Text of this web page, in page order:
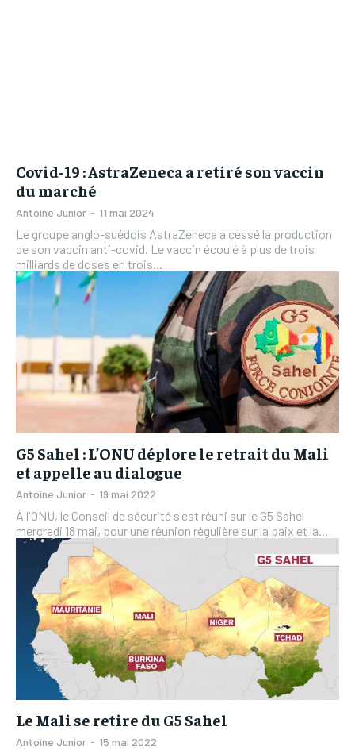
Covid-19 : AstraZeneca a retiré son vaccin
du marché
Antoine Junior - 11 mai 2024
Le groupe anglo-suédois AstraZeneca a cessé la production
de son vaccin anti-covid. Le vaccin écoulé à plus de trois
milliards de doses en trois...
G5 Sahel : L’ONU déplore le retrait du Mali
et appelle au dialogue
Antoine Junior - 19 mai 2022
À l'ONU, le Conseil de sécurité s'est réuni sur le G5 Sahel
mercredi 18 mai, pour une réunion régulière sur la paix et la...
Le Mali se retire du G5 Sahel
Antoine Junior - 15 mai 2022